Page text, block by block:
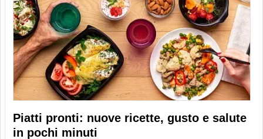
Piatti pronti: nuove ricette, gusto e salute
in pochi minuti